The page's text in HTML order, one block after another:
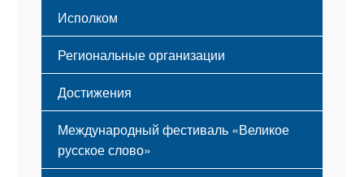
Исполком
Региональные организации
Достижения
Международный фестиваль «Великое
русское слово»